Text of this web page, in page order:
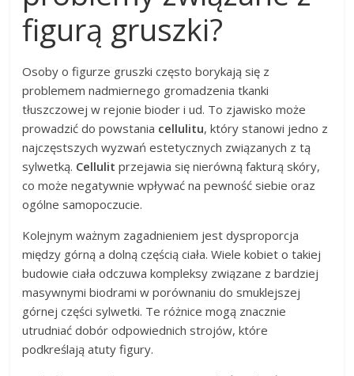
figurą gruszki?
Osoby o figurze gruszki często borykają się z
problemem nadmiernego gromadzenia tkanki
tłuszczowej w rejonie bioder i ud. To zjawisko może
prowadzić do powstania cellulitu, który stanowi jedno z
najczęstszych wyzwań estetycznych związanych z tą
sylwetką. Cellulit przejawia się nierówną fakturą skóry,
co może negatywnie wpływać na pewność siebie oraz
ogólne samopoczucie.
Kolejnym ważnym zagadnieniem jest dysproporcja
między górną a dolną częścią ciała. Wiele kobiet o takiej
budowie ciała odczuwa kompleksy związane z bardziej
masywnymi biodrami w porównaniu do smuklejszej
górnej części sylwetki. Te różnice mogą znacznie
utrudniać dobór odpowiednich strojów, które
podkreślają atuty figury.